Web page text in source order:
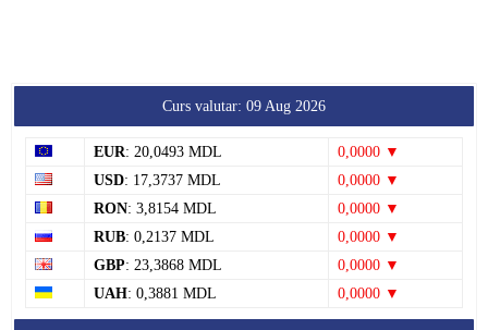
Curs valutar: 09 Aug 2026
EUR: 20,0493 MDL
0,0000 ▼
USD: 17,3737 MDL
0,0000 ▼
RON: 3,8154 MDL
0,0000 ▼
RUB: 0,2137 MDL
0,0000 ▼
GBP: 23,3868 MDL
0,0000 ▼
UAH: 0,3881 MDL 0,0000 ▼